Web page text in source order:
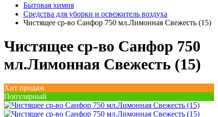
Бытовая химия
Средства для уборки и освежитель воздуха
Чистящее ср-во Санфор 750 мл.Лимонная Свежесть (15)
Чистящее ср-во Санфор 750
мл.Лимонная Свежесть (15)
Хит продаж
Популярный